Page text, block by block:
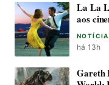
La La
aos
há 13h
Gareth